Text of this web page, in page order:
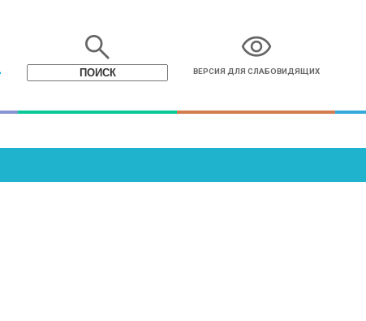
search visibility
ВЕРСИЯ ДЛЯ СЛАБОВИДЯЩИХ